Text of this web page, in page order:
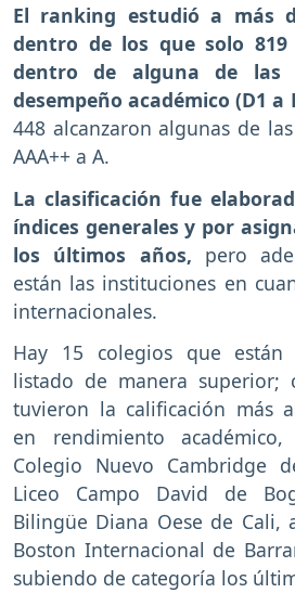
El ranking estudió a más
dentro de los que solo
dentro de alguna de las
desempeño académico (D1 a
448 alcanzaron algunas de
AAA++ a A.
La clasificación fue
índices generales y por
los últimos años, pero
están las instituciones en
internacionales.
Hay 15 colegios que están
listado de manera superior;
tuvieron la calificación más
en rendimiento
Colegio Nuevo Cambridge
Liceo Campo David de
Bilingüe Diana Oese de Cali,
Boston Internacional de
subiendo de categoría los